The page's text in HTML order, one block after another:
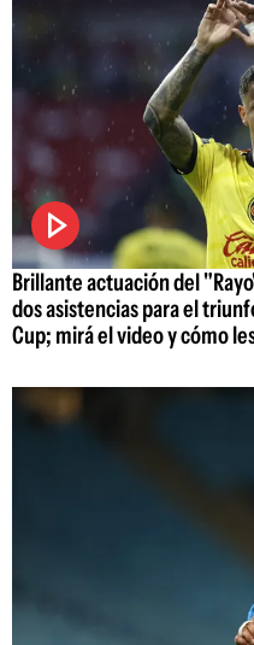
Brillante actuación del
dos asistencias para el
Cup; mirá el video y cómo